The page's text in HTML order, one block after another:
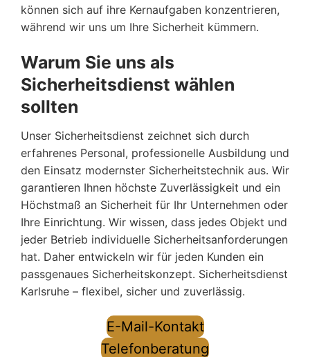
können sich auf ihre Kernaufgaben konzentrieren,
während wir uns um Ihre Sicherheit kümmern.
Warum Sie uns als
Sicherheitsdienst wählen
sollten
Unser Sicherheitsdienst zeichnet sich durch
erfahrenes Personal, professionelle Ausbildung und
den Einsatz modernster Sicherheitstechnik aus. Wir
garantieren Ihnen höchste Zuverlässigkeit und ein
Höchstmaß an Sicherheit für Ihr Unternehmen oder
Ihre Einrichtung. Wir wissen, dass jedes Objekt und
jeder Betrieb individuelle Sicherheitsanforderungen
hat. Daher entwickeln wir für jeden Kunden ein
passgenaues Sicherheitskonzept. Sicherheitsdienst
Karlsruhe – flexibel, sicher und zuverlässig.
E-Mail-Kontakt
Telefonberatung